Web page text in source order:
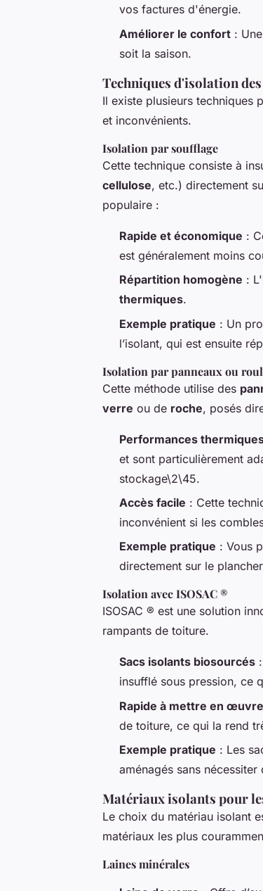
vos factures d'énergie.
Améliorer le confort :
soit la saison.
Techniques d'isolation
Il existe plusieurs techniques
et inconvénients.
Isolation par soufflage
Cette technique consiste à
cellulose, etc.) directement
populaire :
Rapide et économique :
est généralement moins
Répartition homogène :
thermiques.
Exemple pratique : Un
l’isolant, qui est ensuite
Isolation par panneaux ou
Cette méthode utilise des
verre ou de roche, posés
Performances
et sont particulièrement
stockage\2\45.
Accès facile : Cette
inconvénient si les
Exemple pratique : Vous
directement sur le
Isolation avec ISOSAC ®
ISOSAC ® est une solution
rampants de toiture.
Sacs isolants biosourcés
insufflé sous pression, ce
Rapide à mettre en œuvre
de toiture, ce qui la rend
Exemple pratique : Les
aménagés sans
Matériaux isolants pour
Le choix du matériau isolant
matériaux les plus
Laines minérales